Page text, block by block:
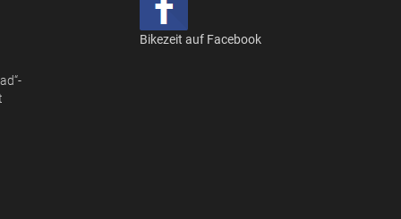
Bikezeit auf Facebook